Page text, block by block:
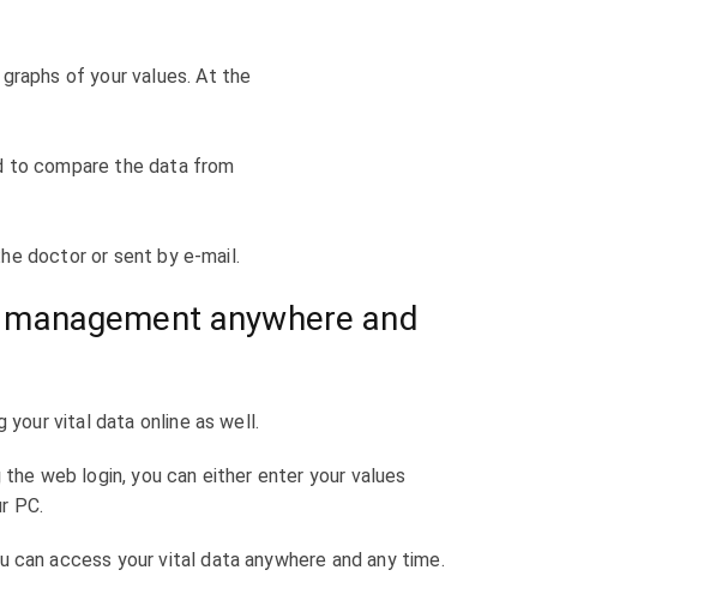
of your values. At the
to compare the data from
doctor or sent by e-mail.
anywhere and
vital data online as well.
web login, you can either enter your values
PC.
access your vital data anywhere and any time.